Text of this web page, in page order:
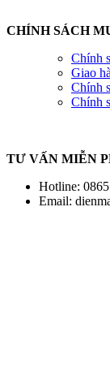
CHÍNH SÁCH
Chính
Giao
Chính
Chính
TƯ VẤN MIỄN
Hotline:
Email: